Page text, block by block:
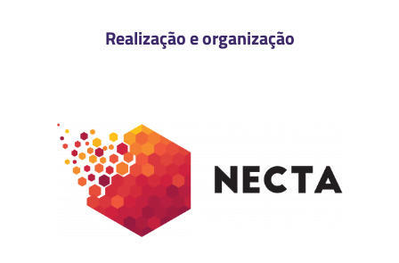
Realização e organização